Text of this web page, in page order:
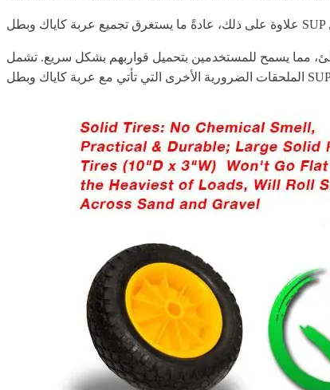
حيث تبقيه مدعومًا على الشاطئ، مما يسمح للمستخدمين بتحميل قواربهم بشكل سريع. تشمل